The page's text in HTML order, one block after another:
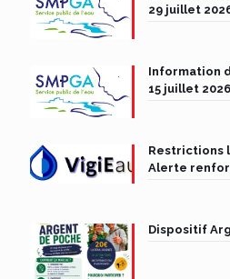
29 juillet
Information
15 juillet 2026
Restrictions
Alerte
Dispositif